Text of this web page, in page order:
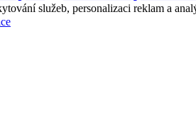
služeb, personalizaci reklam a